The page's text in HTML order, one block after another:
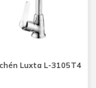
Luxta L-3105T4